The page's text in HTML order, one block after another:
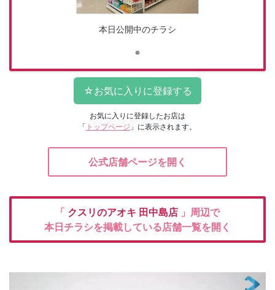
本日公開中のチラシ
お気に入りに登録したお店は
「 トップページ 」に表示されます。
公式店舗ページを開く
「 クスリのアオキ 田中島店 」周辺で
本日チラシを掲載している店舗一覧を開く